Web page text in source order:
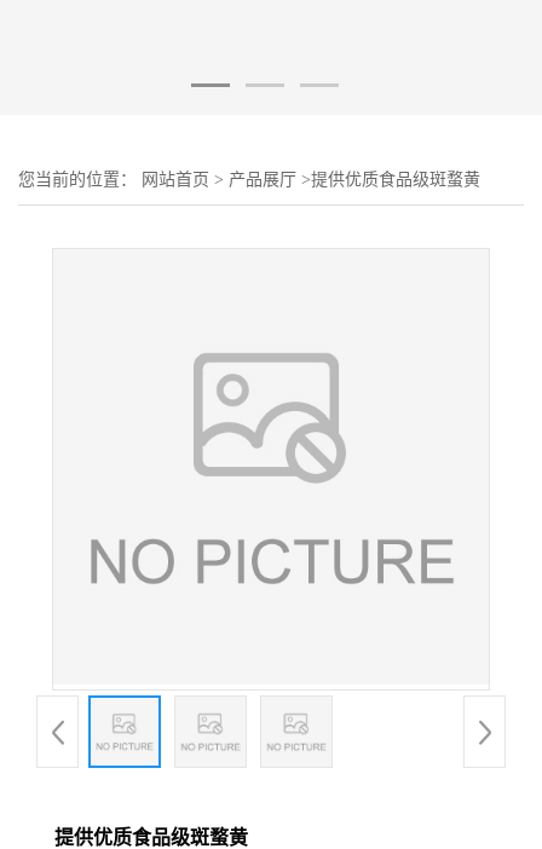
您当前的位置： 网站首页 > 产品展厅 >提供优质食品级斑蝥黄
提供优质食品级斑蝥黄